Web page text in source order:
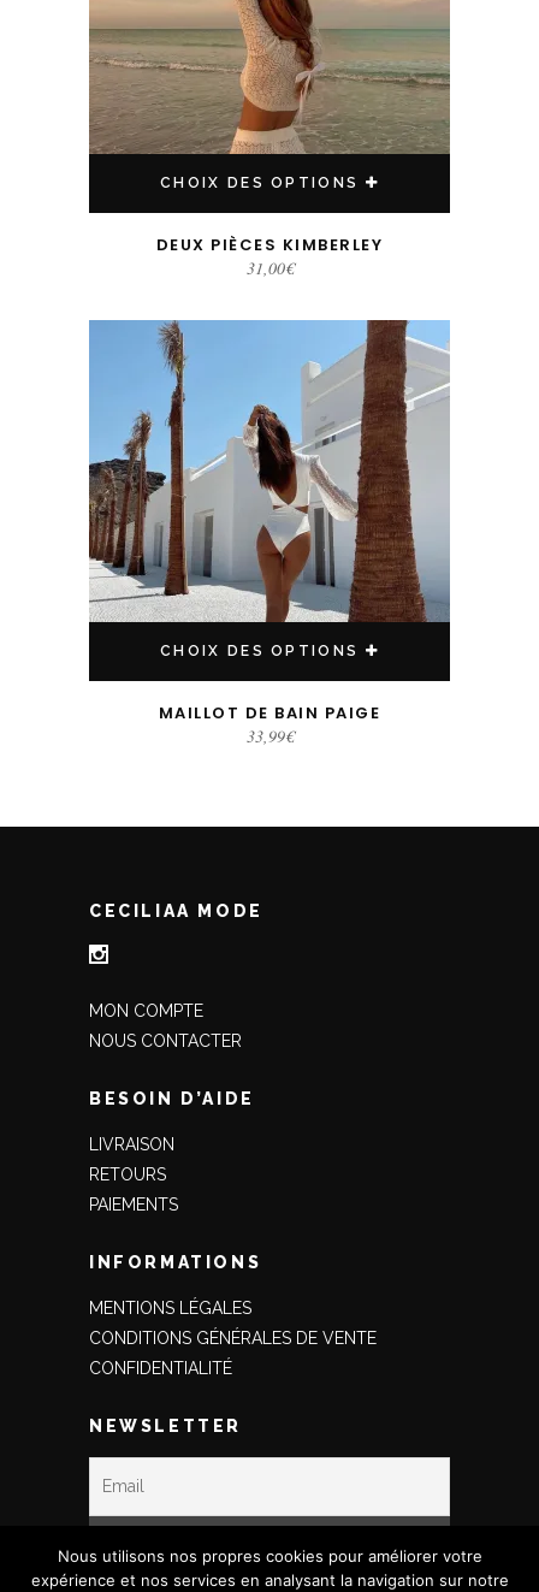
CHOIX DES OPTIONS
DEUX PIÈCES KIMBERLEY
31,00€
CHOIX DES OPTIONS
Ce produit a plusieurs variations. Les options peuvent être choisies sur la page du produit
MAILLOT DE BAIN PAIGE
33,99€
CECILIAA MODE
MON COMPTE
NOUS CONTACTER
BESOIN D’AIDE
LIVRAISON
RETOURS
PAIEMENTS
INFORMATIONS
MENTIONS LÉGALES
CONDITIONS GÉNÉRALES DE VENTE
CONFIDENTIALITÉ
NEWSLETTER
Nous utilisons nos propres cookies pour améliorer votre
expérience et nos services en analysant la navigation sur notre